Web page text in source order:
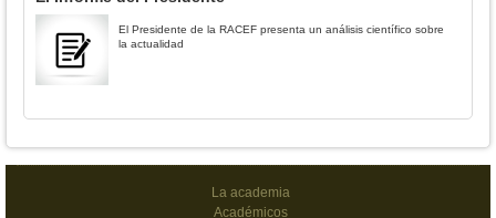
El Presidente de la RACEF presenta un análisis científico sobre
la actualidad
La academia
Académicos